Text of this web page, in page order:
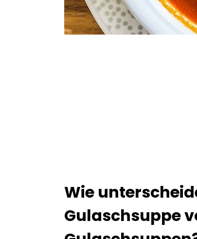
Wie
Gulaschsuppe